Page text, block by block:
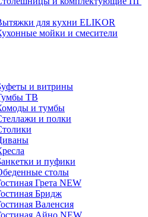
для кухни ELIKOR
мойки и смесители
и витрины
ТВ
и тумбы
и полки
и пуфики
столы
Грета NEW
Бридж
Валенсия
Айно NEW